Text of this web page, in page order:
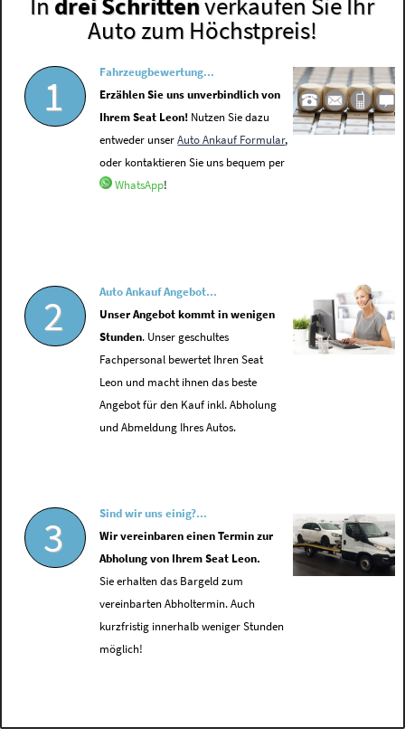
Auto zum Höchstpreis!
1
Fahrzeugbewertung...
Erzählen Sie uns unverbindlich von
Ihrem Seat Leon! Nutzen Sie dazu
entweder unserAuto Ankauf Formular,
oder kontaktieren Sie uns bequem per
WhatsApp!
2
Auto Ankauf Angebot...
Unser Angebot kommt in wenigen
Stunden. Unser geschultes
Fachpersonal bewertet Ihren Seat
Leon und macht ihnen das beste
Angebot für den Kauf inkl. Abholung
und Abmeldung Ihres Autos.
3
Sind wir uns einig?...
Wir vereinbaren einen Termin zur
Abholung von Ihrem Seat Leon.
Sie erhalten das Bargeld zum
vereinbarten Abholtermin. Auch
kurzfristig innerhalb weniger Stunden
möglich!